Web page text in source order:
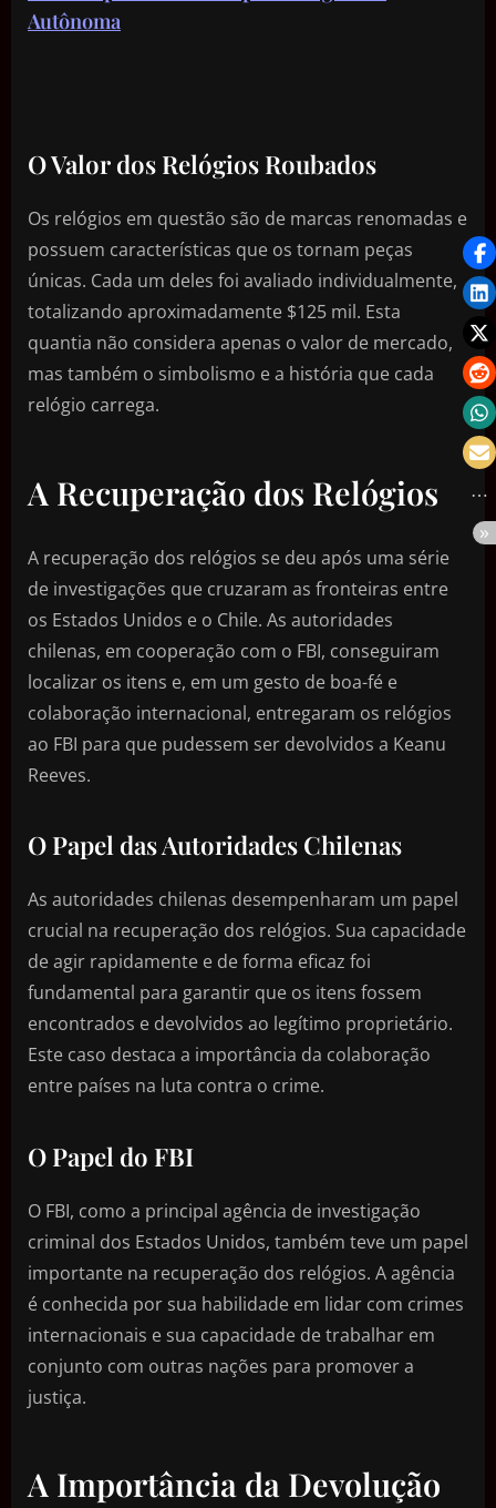
Autônoma
O Valor dos Relógios Roubados
Os relógios em questão são de marcas renomadas e
possuem características que os tornam peças
únicas. Cada um deles foi avaliado individualmente,
totalizando aproximadamente $125 mil. Esta
quantia não considera apenas o valor de mercado,
mas também o simbolismo e a história que cada
relógio carrega.
A Recuperação dos Relógios
A recuperação dos relógios se deu após uma série
de investigações que cruzaram as fronteiras entre
os Estados Unidos e o Chile. As autoridades
chilenas, em cooperação com o FBI, conseguiram
localizar os itens e, em um gesto de boa-fé e
colaboração internacional, entregaram os relógios
ao FBI para que pudessem ser devolvidos a Keanu
Reeves.
O Papel das Autoridades Chilenas
As autoridades chilenas desempenharam um papel
crucial na recuperação dos relógios. Sua capacidade
de agir rapidamente e de forma eficaz foi
fundamental para garantir que os itens fossem
encontrados e devolvidos ao legítimo proprietário.
Este caso destaca a importância da colaboração
entre países na luta contra o crime.
O Papel do FBI
O FBI, como a principal agência de investigação
criminal dos Estados Unidos, também teve um papel
importante na recuperação dos relógios. A agência
é conhecida por sua habilidade em lidar com crimes
internacionais e sua capacidade de trabalhar em
conjunto com outras nações para promover a
justiça.
A Importância da Devolução